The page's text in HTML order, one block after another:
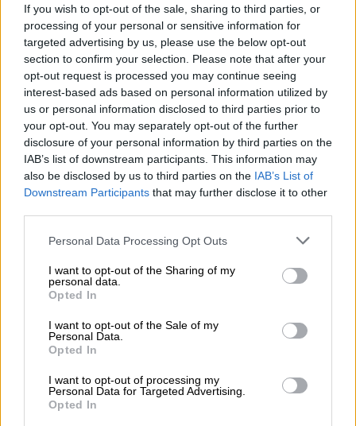
If you wish to opt-out of the sale, sharing to third parties, or
processing of your personal or sensitive information for
targeted advertising by us, please use the below opt-out
section to confirm your selection. Please note that after your
opt-out request is processed you may continue seeing
interest-based ads based on personal information utilized by
us or personal information disclosed to third parties prior to
your opt-out. You may separately opt-out of the further
disclosure of your personal information by third parties on the
IAB’s list of downstream participants. This information may
also be disclosed by us to third parties on the IAB’s List of
Downstream Participants that may further disclose it to other
Please note that this website/app uses one or more Google
not limited to your visit or usage behaviour. You may click to
grant or deny consent to Google and its third-party tags to
use your data for below specified purposes in below Google
consent section.
Personal Data Processing Opt Outs
I want to opt-out of the Sharing of my
personal data.
Opted In
I want to opt-out of the Sale of my
Personal Data.
Opted In
I want to opt-out of processing my
Personal Data for Targeted Advertising.
Opted In
Ιδρύματος Ωνάση, δημιουργεί έναν κεντρικό
χώρο που παραπέμπει σε βωμό, όπου
εκτίθενται110 νέα έργατου Γιώργου
Λάνθιμου, ενώ στην εξωτερική περίμετρο
παρουσιάζονται τα τρία σύνολα έργων που
συνδέονται με τις ταινίες του, έτσι ώστε το
κοινό να μετακινείται από το γνωστό έργο
του προς τον εσωτερικό πυρήνα της νέας
φωτογραφικής του δουλειάς. Την έκθεση
επιμελείται οMichael Mack.